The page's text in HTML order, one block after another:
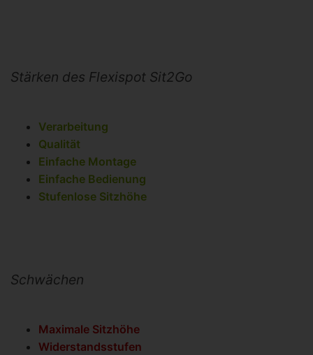
Stärken des Flexispot Sit2Go
Verarbeitung
Qualität
Einfache Montage
Einfache Bedienung
Stufenlose Sitzhöhe
Schwächen
Maximale Sitzhöhe
Widerstandsstufen